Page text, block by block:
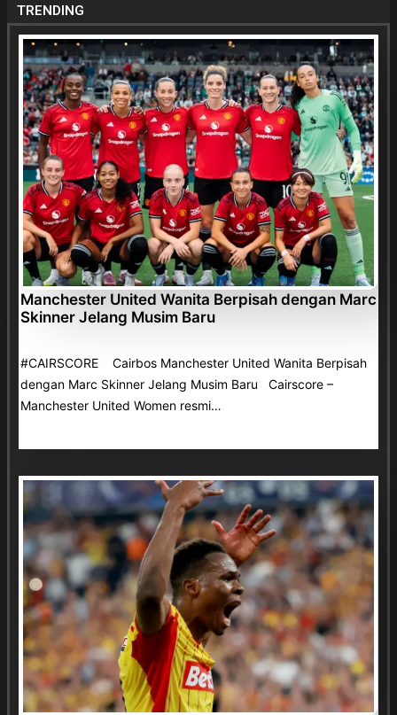
TRENDING
Manchester United Wanita Berpisah dengan Marc
Skinner Jelang Musim Baru
#CAIRSCORE Cairbos Manchester United Wanita Berpisah
dengan Marc Skinner Jelang Musim Baru Cairscore –
Manchester United Women resmi…